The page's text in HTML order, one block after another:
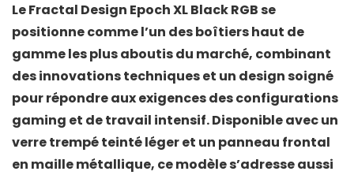
LeFractal Design Epoch XL Black RGBse
positionne comme l’un des boîtiers haut de
gamme les plus aboutis du marché, combinant
des innovations techniques et un design soigné
pour répondre aux exigences des configurations
gaming et de travail intensif. Disponible avec un
verre trempé teinté légeret un panneau frontal
en maille métallique, ce modèle s’adresse aussi